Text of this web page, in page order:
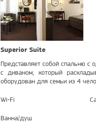
Superior Suite
Представляет собой спальню с
с диваном, который
оборудован для семьи из 4
Wi-Fi
Ванна/душ